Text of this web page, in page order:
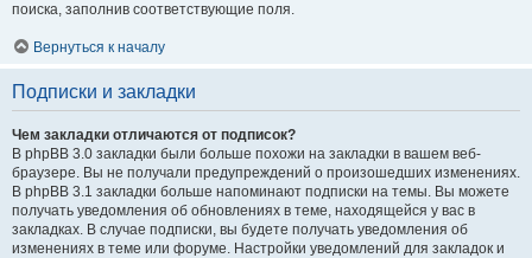
поиска, заполнив соответствующие поля.
Вернуться к началу
Подписки и закладки
Чем закладки отличаются от подписок?
В phpBB 3.0 закладки были больше похожи на закладки в вашем веб-
браузере. Вы не получали предупреждений о произошедших изменениях.
В phpBB 3.1 закладки больше напоминают подписки на темы. Вы можете
получать уведомления об обновлениях в теме, находящейся у вас в
закладках. В случае подписки, вы будете получать уведомления об
изменениях в теме или форуме. Настройки уведомлений для закладок и